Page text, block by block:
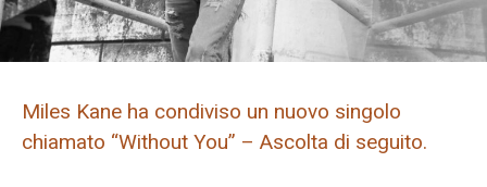
Miles Kane ha condiviso un nuovo singolo
chiamato “Without You” – Ascolta di seguito.